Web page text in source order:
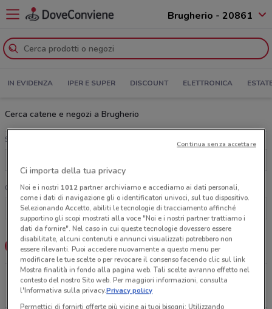
Brugherio - 20861
IN EVIDENZA IPER E SUPER DISCOUNT ELETTRONICA
Cerca catene e negozi a Brugherio
Scegli una categoria
Cerca una catena
Lista Mappa
P.Zza Giovanni Xxiii Brugherio
117 m
Ci importa della tua privacy
Noi e i nostri 1012partner archiviamo e accediamo ai dati personali,
come i dati di navigazione gli o identificatori univoci, sul tuo dispositivo.
Selezionando Accetto, abiliti le tecnologie di tracciamento affinché
supportino gli scopi mostrati alla voce "Noi e i nostri partner trattiamo i
dati da fornire". Nel caso in cui queste tecnologie dovessero essere
disabilitate, alcuni contenuti e annunci visualizzati potrebbero non
essere rilevanti. Puoi accedere nuovamente a questo menu per
modificare le tue scelte o per revocare il consenso facendo clic sul link
Mostra finalità in fondo alla pagina web. Tali scelte avranno effetto nel
contesto del nostro Sito web. Per maggiori informazioni, consulta
l'Informativa sulla privacy.Privacy policy
Permettici di fornirti offerte più vicine ai tuoi bisogni: Utilizzando
Continua senza accettare